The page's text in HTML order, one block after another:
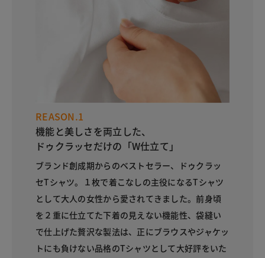
REASON.1
機能と美しさを両立した、
ドゥクラッセだけの「W仕立て」
ブランド創成期からのベストセラー、ドゥクラッ
セTシャツ。１枚で着こなしの主役になるTシャツ
として大人の女性から愛されてきました。前身頃
を２重に仕立てた下着の見えない機能性、袋縫い
で仕上げた贅沢な製法は、正にブラウスやジャケッ
トにも負けない品格のTシャツとして大好評をいた